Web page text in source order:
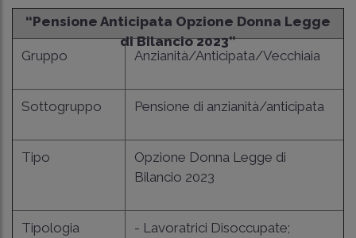
“Pensione Anticipata Opzione Donna Legge
di Bilancio 2023”
Gruppo
Anzianità/Anticipata/Vecchiaia
Sottogruppo Pensione di anzianità/anticipata
Tipo
Opzione Donna Legge di
Bilancio 2023
Tipologia - Lavoratrici Disoccupate;